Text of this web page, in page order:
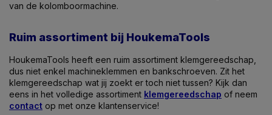
van de kolomboormachine.
Ruim assortiment bij HoukemaTools
HoukemaTools heeft een ruim assortiment klemgereedschap,
dus niet enkel machineklemmen en bankschroeven. Zit het
klemgereedschap wat jij zoekt er toch niet tussen? Kijk dan
eens in het volledige assortiment klemgereedschap of neem
contact op met onze klantenservice!